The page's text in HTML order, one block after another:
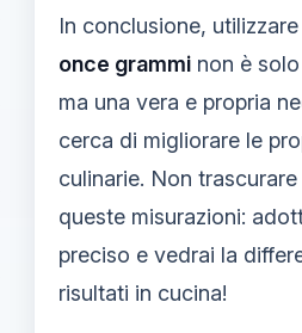
In conclusione, utilizzare
once grammi non è
ma una vera e propria
cerca di migliorare le
culinarie. Non
queste misurazioni:
preciso e vedrai la
risultati in cucina!